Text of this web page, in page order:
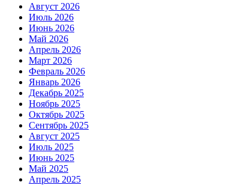
Август 2026
Июль 2026
Июнь 2026
Май 2026
Апрель 2026
Март 2026
Февраль 2026
Январь 2026
Декабрь 2025
Ноябрь 2025
Октябрь 2025
Сентябрь 2025
Август 2025
Июль 2025
Июнь 2025
Май 2025
Апрель 2025